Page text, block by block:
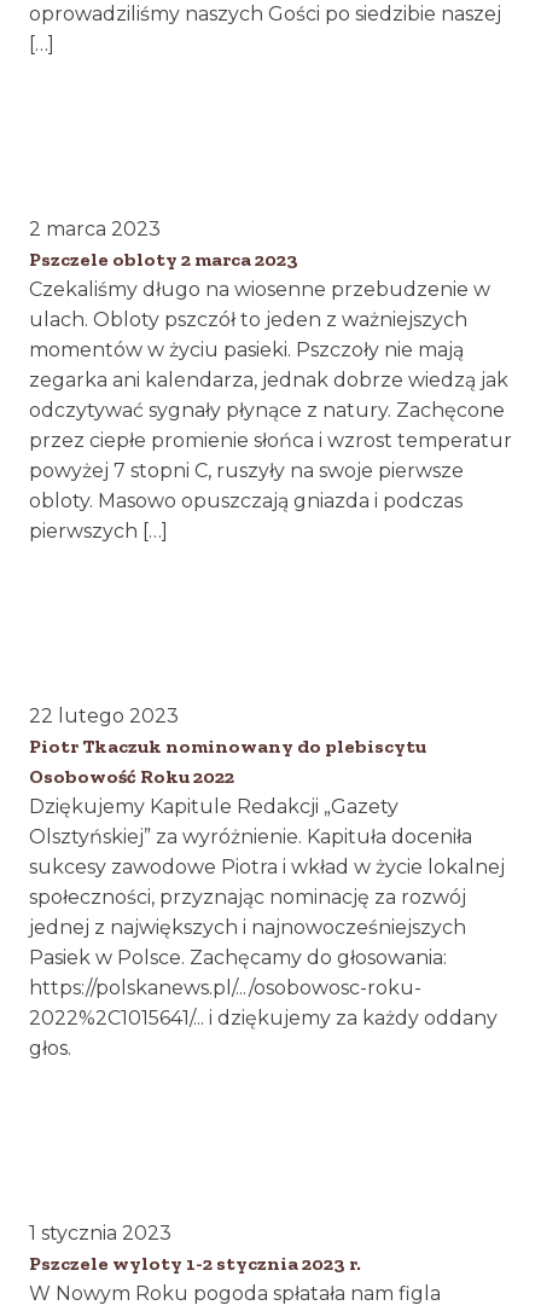
oprowadziliśmy naszych Gości po siedzibie naszej
[…]
2 marca 2023
Pszczele obloty 2 marca 2023
Czekaliśmy długo na wiosenne przebudzenie w
ulach. Obloty pszczół to jeden z ważniejszych
momentów w życiu pasieki. Pszczoły nie mają
zegarka ani kalendarza, jednak dobrze wiedzą jak
odczytywać sygnały płynące z natury. Zachęcone
przez ciepłe promienie słońca i wzrost temperatur
powyżej 7 stopni C, ruszyły na swoje pierwsze
obloty. Masowo opuszczają gniazda i podczas
pierwszych […]
22 lutego 2023
Piotr Tkaczuk nominowany do plebiscytu
Osobowość Roku 2022
Dziękujemy Kapitule Redakcji „Gazety
Olsztyńskiej” za wyróżnienie. Kapituła doceniła
sukcesy zawodowe Piotra i wkład w życie lokalnej
społeczności, przyznając nominację za rozwój
jednej z największych i najnowocześniejszych
Pasiek w Polsce. Zachęcamy do głosowania:
https://polskanews.pl/.../osobowosc-roku-
2022%2C1015641/... i dziękujemy za każdy oddany
głos.
1 stycznia 2023
Pszczele wyloty 1-2 stycznia 2023 r.
W Nowym Roku pogoda spłatała nam figla